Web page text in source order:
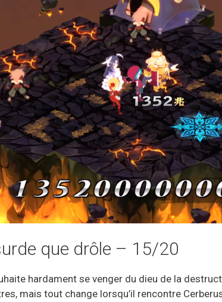
que drôle – 15/20
hardament se venger du dieu de la
mais tout change lorsqu’il rencontre